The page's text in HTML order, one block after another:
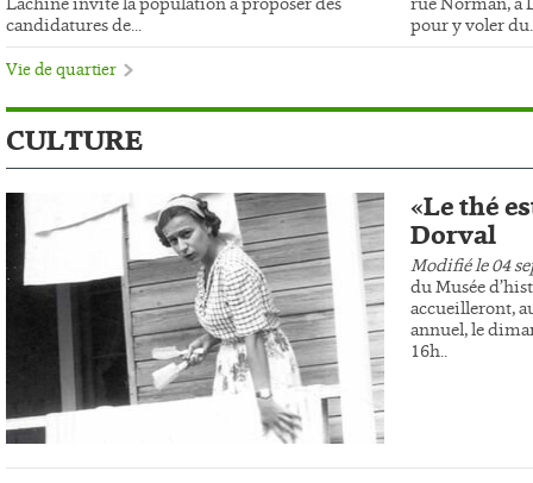
candidatures de...
pour y voler
Vie de quartier
CULTURE
«Le thé
Dorval
Modifié le 04
du Musée
accueilleront,
annuel, le
16h..